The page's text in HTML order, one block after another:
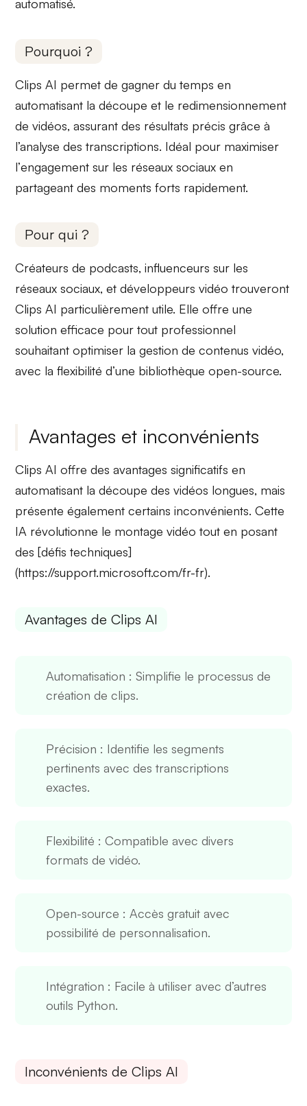
automatisé.
Pourquoi ?
Clips AI permet degagner du temps en
automatisant la découpe et le redimensionnement
de vidéos, assurant des résultats précis grâce à
l’analyse des transcriptions. Idéal pour maximiser
l’engagement sur les réseaux sociaux en
partageant des moments forts rapidement.
Pour qui ?
Créateurs de podcasts,influenceurs sur les
réseaux sociaux, etdéveloppeurs vidéo trouveront
Clips AI particulièrement utile. Elle offre une
solution efficace pour tout professionnel
souhaitant optimiser la gestion de contenus vidéo,
avec la flexibilité d’une bibliothèque open-source.
Avantages et inconvénients
Clips AI offre desavantages significatifs en
automatisant la découpe des vidéos longues, mais
présente également certainsinconvénients. Cette
IA révolutionne le montage vidéo tout en posant
des [défis techniques]
(https://support.microsoft.com/fr-fr).
Avantages de Clips AI
Automatisation : Simplifie le processus de
création de clips.
Précision : Identifie les segments
pertinents avec des transcriptions
exactes.
Flexibilité : Compatible avec divers
formats de vidéo.
Open-source : Accès gratuit avec
possibilité de personnalisation.
Intégration : Facile à utiliser avec d’autres
outils Python.
Inconvénients de Clips AI